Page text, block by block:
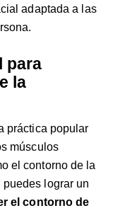
adaptada a las
para
la
práctica popular
músculos
el contorno de la
lograr un
el contorno de